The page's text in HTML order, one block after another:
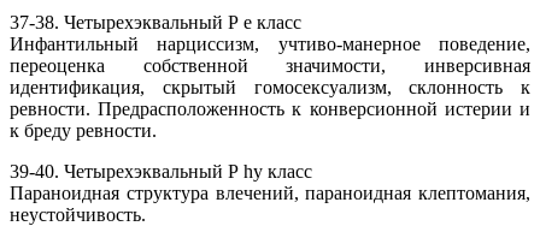
37-38. Четырехэквальный Р е класс
Инфантильный нарциссизм, учтиво-манерное поведение,
переоценка собственной значимости, инверсивная
идентификация, скрытый гомосексуализм, склонность к
ревности. Предрасположенность к конверсионной истерии и
к бреду ревности.
39-40. Четырехэквальный Р hy класс
Параноидная структура влечений, параноидная клептомания,
неустойчивость.